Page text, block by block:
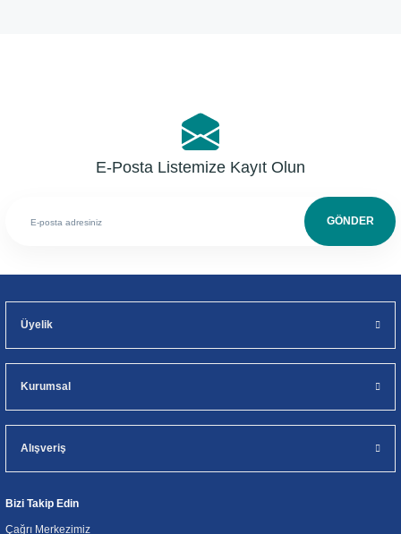
E-Posta Listemize Kayıt Olun
GÖNDER
Üyelik
Kurumsal
Alışveriş
Bizi Takip Edin
Çağrı Merkezimiz